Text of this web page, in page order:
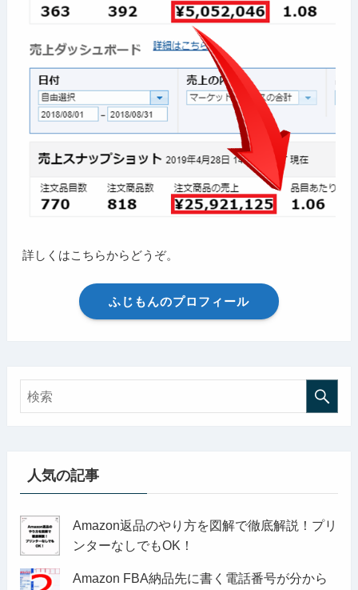
詳しくはこちらからどうぞ。
ふじもんのプロフィール
人気の記事
Amazon返品のやり方を図解で徹底解説！プリ
ンターなしでもOK！
Amazon FBA納品先に書く電話番号が分から